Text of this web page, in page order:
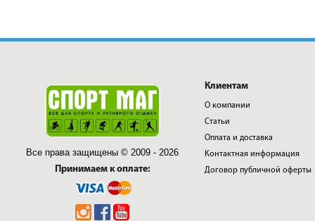
Все права защищены © 2009 - 2026
Принимаем к оплате:
Клиентам
О компании
Статьи
Оплата и доставка
Контактная информация
Договор публичной оферты